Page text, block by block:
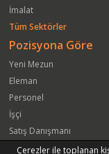
İmalat
Tüm Sektörler
Pozisyona Göre
Yeni Mezun
Eleman
Personel
İşçi
Satış Danışmanı
Öğrenci
Çerezler ile toplanan